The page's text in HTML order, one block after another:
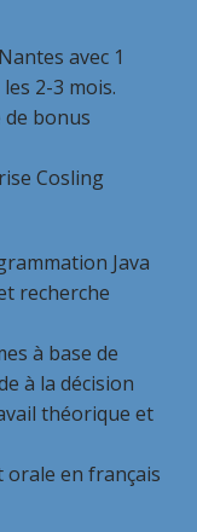
avec 1
2-3 mois.
bonus
Cosling
Java
recherche
à base de
à la décision
théorique et
orale en français